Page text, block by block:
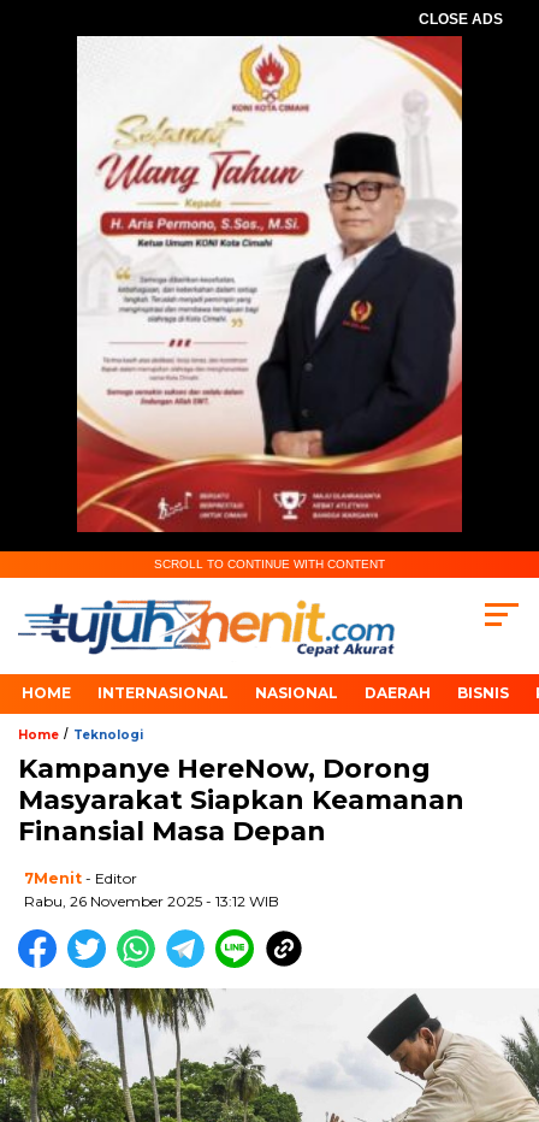
CLOSE ADS
SCROLL TO CONTINUE WITH CONTENT
HOME INTERNASIONAL NASIONAL DAERAH BISNIS
Home / Teknologi
Kampanye HereNow, Dorong
Masyarakat Siapkan Keamanan
Finansial Masa Depan
7Menit - Editor
Rabu, 26 November 2025 - 13:12 WIB